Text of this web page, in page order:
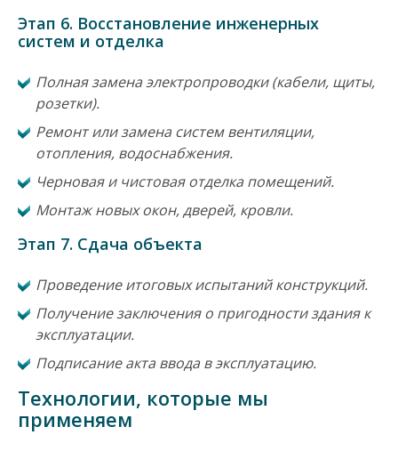
Этап 6. Восстановление инженерных
систем и отделка
Полная замена электропроводки (кабели, щиты,
розетки).
Ремонт или замена систем вентиляции,
отопления, водоснабжения.
Черновая и чистовая отделка помещений.
Монтаж новых окон, дверей, кровли.
Этап 7. Сдача объекта
Проведение итоговых испытаний конструкций.
Получение заключения о пригодности здания к
эксплуатации.
Подписание акта ввода в эксплуатацию.
Технологии, которые мы
применяем